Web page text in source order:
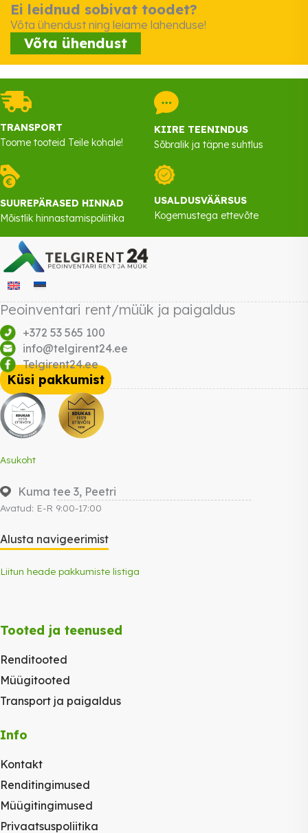
Ei leidnud sobivat toodet?
Võta ühendust ning leiame lahenduse!
Võta ühendust
TRANSPORT
Toome tooteid Teile kohale!
KIIRE TEENINDUS
Sõbralik ja täpne suhtlus
SUUREPÄRASED HINNAD
Mõistlik hinnastamispoliitika
USALDUSVÄÄRSUS
Kogemustega ettevõte
Peoinventari rent/müük ja paigaldus
+372 53 565 100
info@telgirent24.ee
Telgirent24.ee
Küsi pakkumist
Asukoht
Kuma tee 3, Peetri
Avatud: E-R 9:00-17:00
Alusta navigeerimist
Liitun heade pakkumiste listiga
Tooted ja teenused
Renditooted
Müügitooted
Transport ja paigaldus
Info
Kontakt
Renditingimused
Müügitingimused
Privaatsuspoliitika